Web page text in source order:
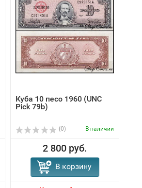
Куба 10 песо 1960 (UNC
Pick 79b)
(0) В наличии
2 800 руб.
В корзину